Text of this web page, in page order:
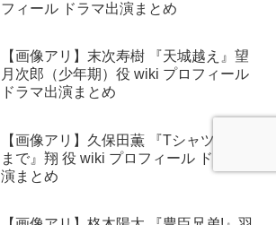
フィール ドラマ出演まとめ
【画像アリ】末次寿樹 『天城越え』望
月次郎（少年期）役 wiki プロフィール
ドラマ出演まとめ
【画像アリ】久保田薫 『Tシャツが乾く
まで』翔 役 wiki プロフィール ドラマ出
演まとめ